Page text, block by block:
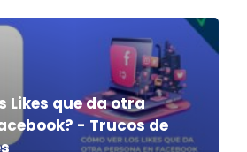
Likes que da otra
- Trucos de